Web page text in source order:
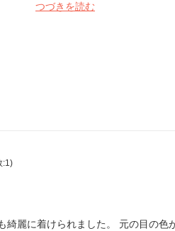
つづきを読む
:1)
綺麗に着けられました。 元の目の色